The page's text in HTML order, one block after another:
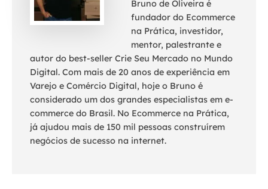
Bruno de Oliveira é
fundador do Ecommerce
na Prática, investidor,
mentor, palestrante e
autor do best-seller Crie Seu Mercado no Mundo
Digital. Com mais de 20 anos de experiência em
Varejo e Comércio Digital, hoje o Bruno é
considerado um dos grandes especialistas em e-
commerce do Brasil. No Ecommerce na Prática,
já ajudou mais de 150 mil pessoas construírem
negócios de sucesso na internet.